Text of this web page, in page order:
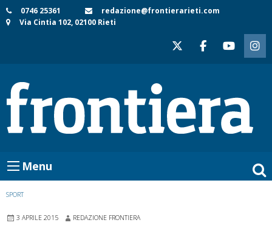
Skip
to
0746 25361
redazione@frontierarieti.com
Via Cintia 102, 02100 Rieti
Menu
SPORT
3 APRILE 2015 REDAZIONE FRONTIERA